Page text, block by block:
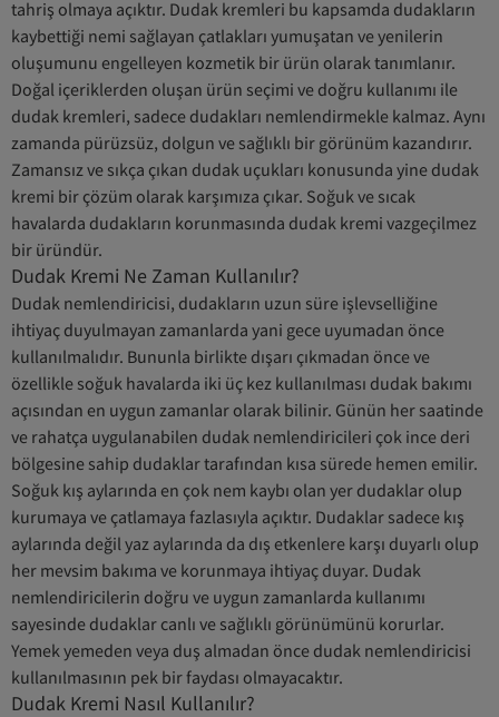
tahriş olmaya açıktır. Dudak kremleri bu kapsamda dudakların
kaybettiği nemi sağlayan çatlakları yumuşatan ve yenilerin
oluşumunu engelleyen kozmetik bir ürün olarak tanımlanır.
Doğal içeriklerden oluşan ürün seçimi ve doğru kullanımı ile
dudak kremleri, sadece dudakları nemlendirmekle kalmaz. Aynı
zamanda pürüzsüz, dolgun ve sağlıklı bir görünüm kazandırır.
Zamansız ve sıkça çıkan dudak uçukları konusunda yine dudak
kremi bir çözüm olarak karşımıza çıkar. Soğuk ve sıcak
havalarda dudakların korunmasında dudak kremi vazgeçilmez
bir üründür.
Dudak Kremi Ne Zaman Kullanılır?
Dudak nemlendiricisi, dudakların uzun süre işlevselliğine
ihtiyaç duyulmayan zamanlarda yani gece uyumadan önce
kullanılmalıdır. Bununla birlikte dışarı çıkmadan önce ve
özellikle soğuk havalarda iki üç kez kullanılması dudak bakımı
açısından en uygun zamanlar olarak bilinir. Günün her saatinde
ve rahatça uygulanabilen dudak nemlendiricileri çok ince deri
bölgesine sahip dudaklar tarafından kısa sürede hemen emilir.
Soğuk kış aylarında en çok nem kaybı olan yer dudaklar olup
kurumaya ve çatlamaya fazlasıyla açıktır. Dudaklar sadece kış
aylarında değil yaz aylarında da dış etkenlere karşı duyarlı olup
her mevsim bakıma ve korunmaya ihtiyaç duyar. Dudak
nemlendiricilerin doğru ve uygun zamanlarda kullanımı
sayesinde dudaklar canlı ve sağlıklı görünümünü korurlar.
Yemek yemeden veya duş almadan önce dudak nemlendiricisi
kullanılmasının pek bir faydası olmayacaktır.
Dudak Kremi Nasıl Kullanılır?